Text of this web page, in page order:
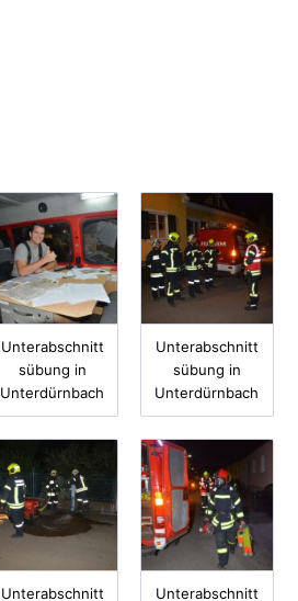
Unterabschnitt
sübung in
Unterdürnbach
Unterabschnitt
sübung in
Unterdürnbach
Unterabschnitt
Unterabschnitt